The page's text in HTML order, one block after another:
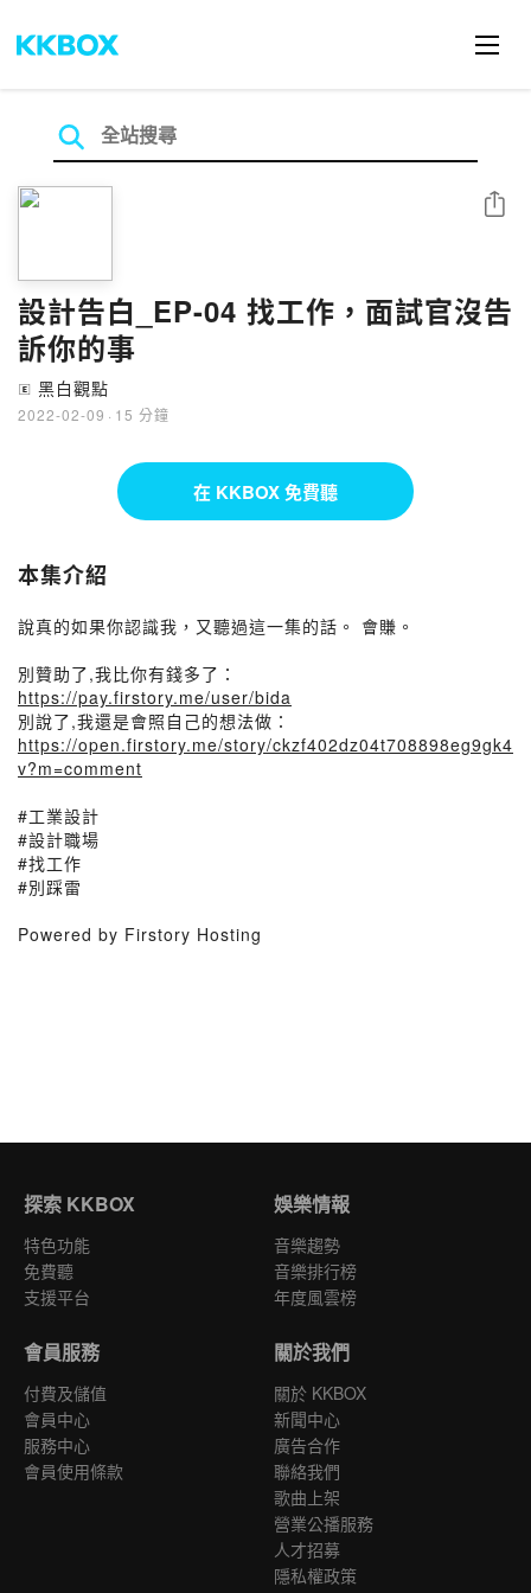
設計告白_EP-04 找工作，面試官沒告
訴你的事
🄴 黑白觀點
2022-02-09 · 15 分鐘
分享
在 KKBOX 免費聽
本集介紹
說真的如果你認識我，又聽過這一集的話。 會賺。
別贊助了,我比你有錢多了：
https://pay.firstory.me/user/bida
別說了,我還是會照自己的想法做：
https://open.firstory.me/story/ckzf402dz04t708898eg9gk4
v?m=comment
#工業設計
#設計職場
#找工作
#別踩雷
Powered by Firstory Hosting
探索 KKBOX
特色功能
免費聽
支援平台
娛樂情報
音樂趨勢
音樂排行榜
年度風雲榜
會員服務
付費及儲值
會員中心
服務中心
會員使用條款
關於我們
關於 KKBOX
新聞中心
廣告合作
聯絡我們
歌曲上架
營業公播服務
人才招募
隱私權政策